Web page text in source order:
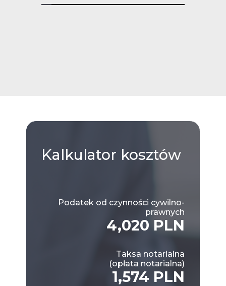
Kalkulator kosztów
Podatek od czynności cywilno-
prawnych
4,020 PLN
Taksa notarialna
(opłata notarialna)
1,574 PLN